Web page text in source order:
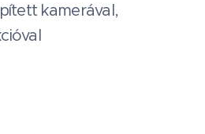
kamerával,